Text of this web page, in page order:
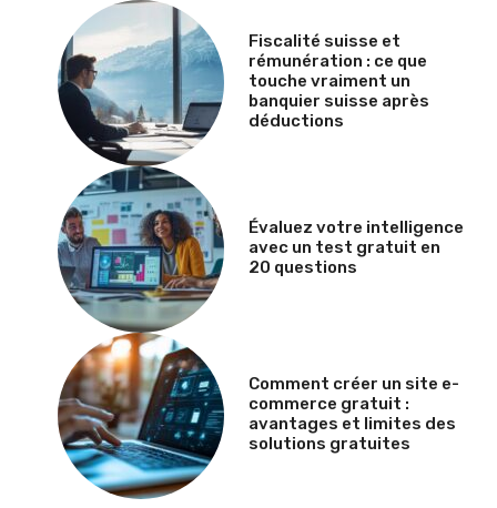
Fiscalité suisse et
rémunération : ce que
touche vraiment un
banquier suisse après
déductions
Évaluez votre intelligence
avec un test gratuit en
20 questions
Comment créer un site e-
commerce gratuit :
avantages et limites des
solutions gratuites